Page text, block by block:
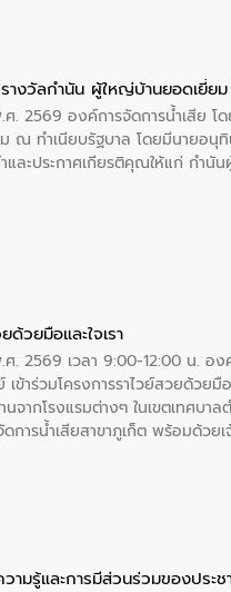
งวัลกำนัน ผู้ใหญ่บ้านยอดเยี่ย
. 2569 องค์การจัดการน้ำเสีย
ณ ทำเนียบรัฐบาล โดยมีนายอนุ
ละประกาศเกียรติคุณให้แก่ กำนั
ด้วยมือและใจเรา
2569 เวลา 9:00-12:00 น. อง
เข้าร่วมโครงการราไวย์สวยด้วย
นจากโรงแรมต่างๆ ในเขตเทศบ
การน้ำเสียสาขาภูเก็ต พร้อมด้ว
พ หมู่ที่ 6 ตำบลราไวย์ อำเภอเมื
วามรู้และการมีส่วนร่วมของปร